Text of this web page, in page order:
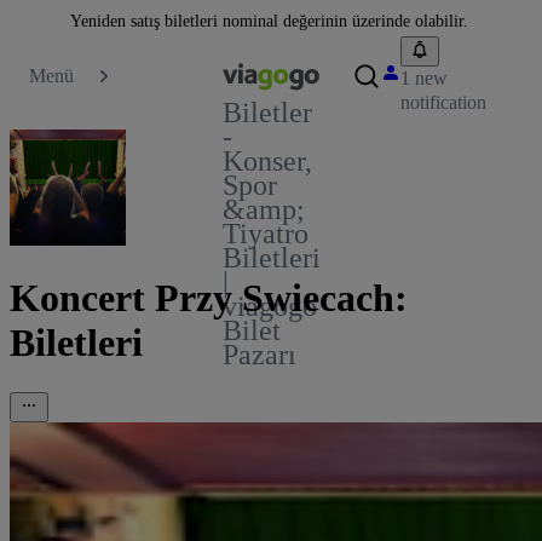
Yeniden satış biletleri nominal değerinin üzerinde olabilir.
Menü
Biletler
-
Konser,
Spor
&amp;
Tiyatro
Biletleri
|
viagogo
Bilet
Pazarı
1 new
notification
Koncert Przy Swiecach:
Biletleri